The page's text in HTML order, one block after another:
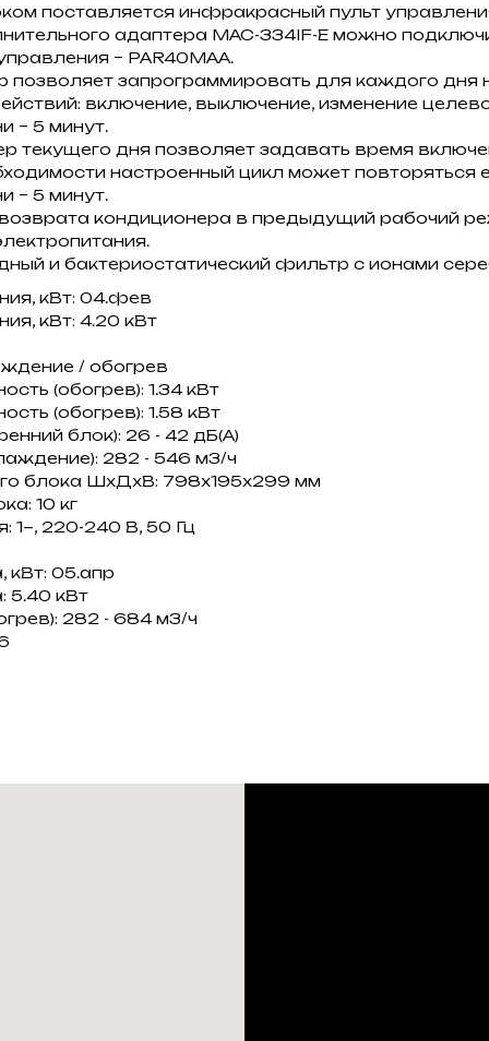
поставляется инфракрасный пульт
адаптера MAC-334IF-E можно
– PAR40MAA.
позволяет запрограммировать для каждого дня
включение, выключение, изменение
– 5 минут.
текущего дня позволяет задавать время
настроенный цикл может повторяться
– 5 минут.
кондиционера в предыдущий рабочий
и бактериостатический фильтр с ионами
кВт: 04.фев
кВт: 4.20 кВт
/ обогрев
(обогрев): 1.34 кВт
(обогрев): 1.58 кВт
блок): 26 - 42 дБ(А)
282 - 546 м3/ч
блока ШxДxВ: 798x195x299 мм
10 кг
1~, 220-240 В, 50 Гц
кВт: 05.апр
5.40 кВт
282 - 684 м3/ч